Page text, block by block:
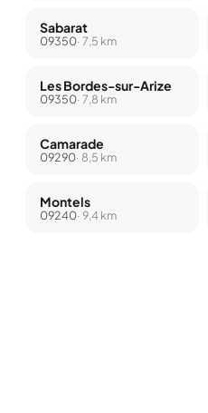
Sabarat
09350· 7,5 km
Les Bordes-sur-Arize
09350· 7,8 km
Camarade
09290· 8,5 km
Montels
09240· 9,4 km